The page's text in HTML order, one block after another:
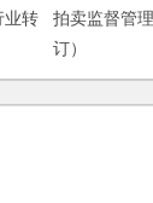
业转
拍卖监督管
订）